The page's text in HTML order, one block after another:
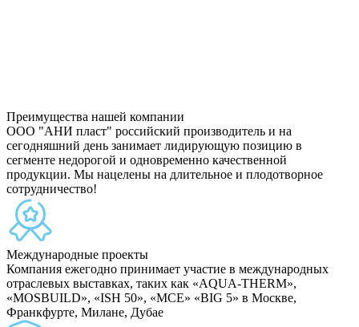
Преимущества нашей компании
ООО "АНИ пласт" российский производитель и на
сегодняшний день занимает лидирующую позицию в
сегменте недорогой и одновременно качественной
продукции. Мы нацелены на длительное и плодотворное
сотрудничество!
Международные проекты
Компания ежегодно принимает участие в международных
отраслевых выставках, таких как «AQUA-THERM»,
«MOSBUILD», «ISH 50», «MCE» «BIG 5» в Москве,
Франкфурте, Милане, Дубае